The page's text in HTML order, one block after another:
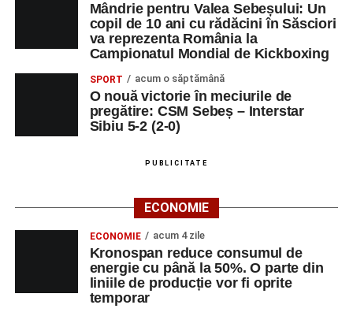
Mândrie pentru Valea Sebeșului: Un
copil de 10 ani cu rădăcini în Săsciori
va reprezenta România la
Campionatul Mondial de Kickboxing
SPORT acum o săptămână
O nouă victorie în meciurile de
pregătire: CSM Sebeș – Interstar
Sibiu 5-2 (2-0)
PUBLICITATE
ECONOMIE
ECONOMIE acum 4 zile
Kronospan reduce consumul de
energie cu până la 50%. O parte din
liniile de producție vor fi oprite
temporar